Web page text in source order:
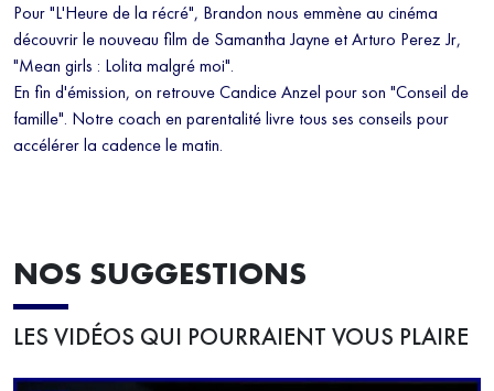
Pour "L'Heure de la récré", Brandon nous emmène au cinéma
découvrir le nouveau film de Samantha Jayne et Arturo Perez Jr,
"Mean girls : Lolita malgré moi".
En fin d'émission, on retrouve Candice Anzel pour son "Conseil de
famille". Notre coach en parentalité livre tous ses conseils pour
accélérer la cadence le matin.
NOS SUGGESTIONS
LES VIDÉOS QUI POURRAIENT VOUS PLAIRE